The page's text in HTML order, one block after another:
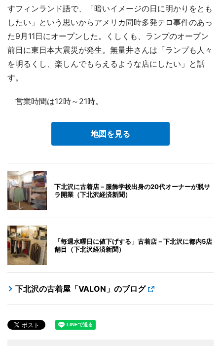
すフィンランド語で、「暗いイメージの日に明かりをとも
したい」という思いからアメリカ同時多発テロ事件のあっ
た9月11日にオープンした。くしくも、ランプのオープン
前日に東日本大震災が発生。無量井さんは「ランプも人々
を明るくし、楽しんでもらえるような店にしたい」と話
す。
営業時間は12時～21時。
地図を見る
下北沢に古着店－服飾学校出身の20代オーナーが脱サ
ラ開業（下北沢経済新聞）
「毎週水曜日に値下げする」古着店－下北沢に都内5店
舗目（下北沢経済新聞）
下北沢の古着屋「VALON」のブログ